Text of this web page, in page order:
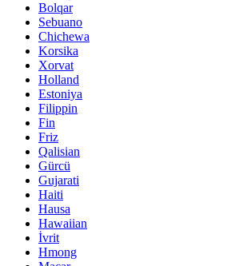
Bolqar
Sebuano
Chichewa
Korsika
Xorvat
Holland
Estoniya
Filippin
Fin
Friz
Qalisian
Gürcü
Gujarati
Haiti
Hausa
Hawaiian
İvrit
Hmong